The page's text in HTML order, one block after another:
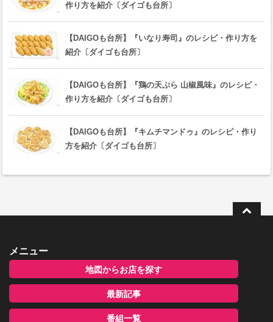
作り方を紹介〔ダイゴも台所〕
【DAIGOも台所】『いなり寿司』のレシピ・作り方を
紹介〔ダイゴも台所〕
【DAIGOも台所】『鶏の天ぷら 山椒風味』のレシピ・
作り方を紹介〔ダイゴも台所〕
【DAIGOも台所】『キムチマンドゥ』のレシピ・作り
方を紹介〔ダイゴも台所〕
メニュー
地図からお店を探す
最新記事
番組一覧